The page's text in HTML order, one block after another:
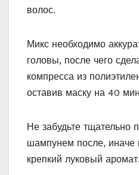
волос.
Микс необходимо
головы, после чего
компресса из
оставив маску на 40
Не забудьте тщательно
шампунем после, иначе
крепкий луковый аромат.